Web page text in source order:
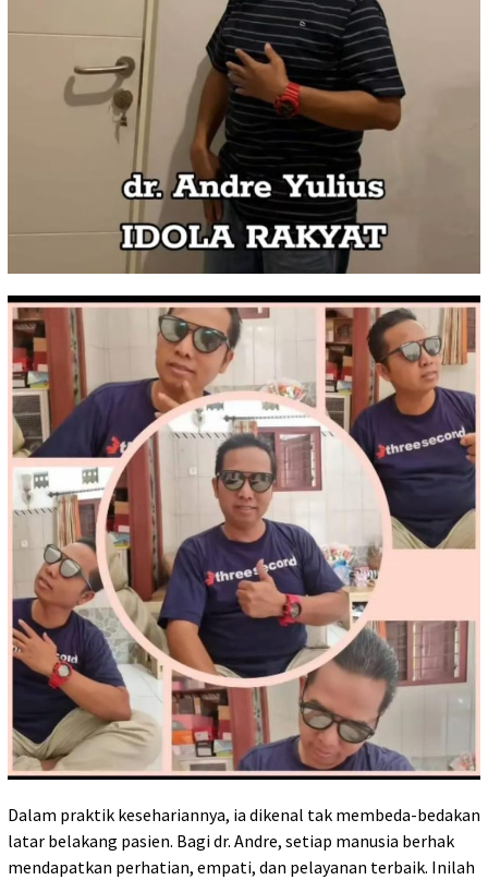
Dalam praktik kesehariannya, ia dikenal tak membeda-bedakan
latar belakang pasien. Bagi dr. Andre, setiap manusia berhak
mendapatkan perhatian, empati, dan pelayanan terbaik. Inilah